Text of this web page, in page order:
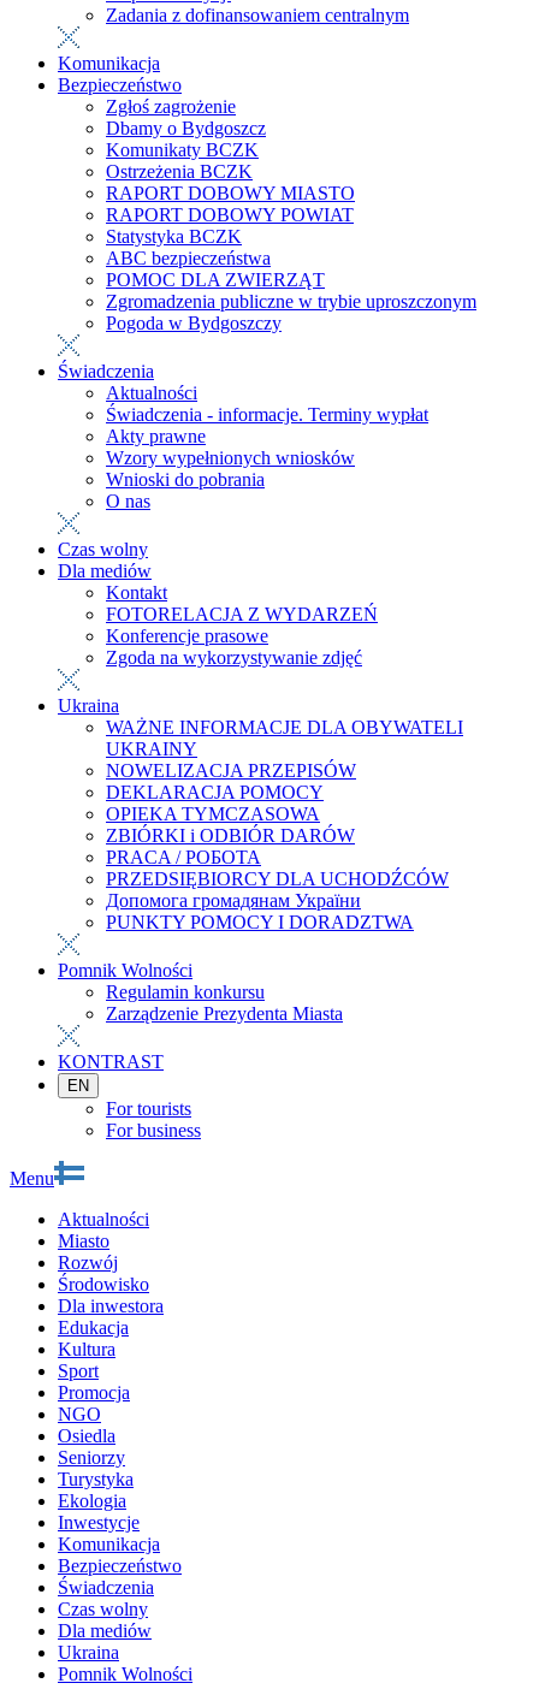
Zadania z dofinansowaniem centralnym
Komunikacja
Bezpieczeństwo
Zgłoś zagrożenie
Dbamy o Bydgoszcz
Komunikaty BCZK
Ostrzeżenia BCZK
RAPORT DOBOWY MIASTO
RAPORT DOBOWY POWIAT
Statystyka BCZK
ABC bezpieczeństwa
POMOC DLA ZWIERZĄT
Zgromadzenia publiczne w trybie uproszczonym
Pogoda w Bydgoszczy
Świadczenia
Aktualności
Świadczenia - informacje. Terminy wypłat
Akty prawne
Wzory wypełnionych wniosków
Wnioski do pobrania
O nas
Czas wolny
Dla mediów
Kontakt
FOTORELACJA Z WYDARZEŃ
Konferencje prasowe
Zgoda na wykorzystywanie zdjęć
Ukraina
WAŻNE INFORMACJE DLA OBYWATELI
UKRAINY
NOWELIZACJA PRZEPISÓW
DEKLARACJA POMOCY
OPIEKA TYMCZASOWA
ZBIÓRKI i ODBIÓR DARÓW
PRACA / РОБОТА
PRZEDSIĘBIORCY DLA UCHODŹCÓW
Допомога громадянам України
PUNKTY POMOCY I DORADZTWA
Pomnik Wolności
Regulamin konkursu
Zarządzenie Prezydenta Miasta
KONTRAST
EN
For tourists
For business
Menu
Aktualności
Miasto
Rozwój
Środowisko
Dla inwestora
Edukacja
Kultura
Sport
Promocja
NGO
Osiedla
Seniorzy
Turystyka
Ekologia
Inwestycje
Komunikacja
Bezpieczeństwo
Świadczenia
Czas wolny
Dla mediów
Ukraina
Pomnik Wolności